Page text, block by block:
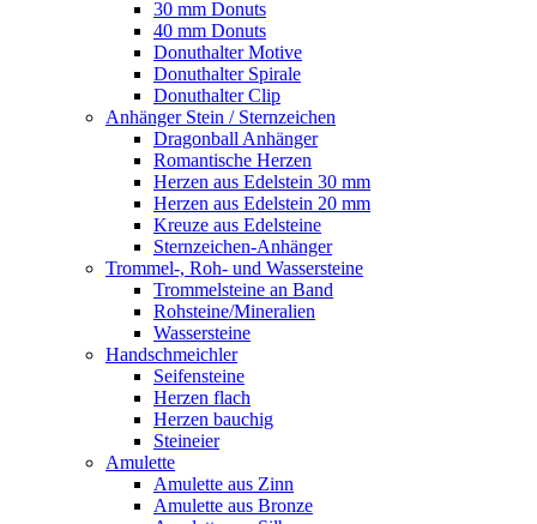
30 mm Donuts
40 mm Donuts
Donuthalter Motive
Donuthalter Spirale
Donuthalter Clip
Anhänger Stein / Sternzeichen
Dragonball Anhänger
Romantische Herzen
Herzen aus Edelstein 30 mm
Herzen aus Edelstein 20 mm
Kreuze aus Edelsteine
Sternzeichen-Anhänger
Trommel-, Roh- und Wassersteine
Trommelsteine an Band
Rohsteine/Mineralien
Wassersteine
Handschmeichler
Seifensteine
Herzen flach
Herzen bauchig
Steineier
Amulette
Amulette aus Zinn
Amulette aus Bronze